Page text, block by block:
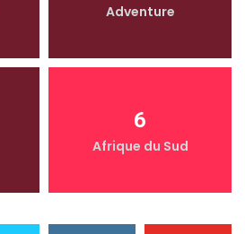
Adventure
6
Afrique du Sud